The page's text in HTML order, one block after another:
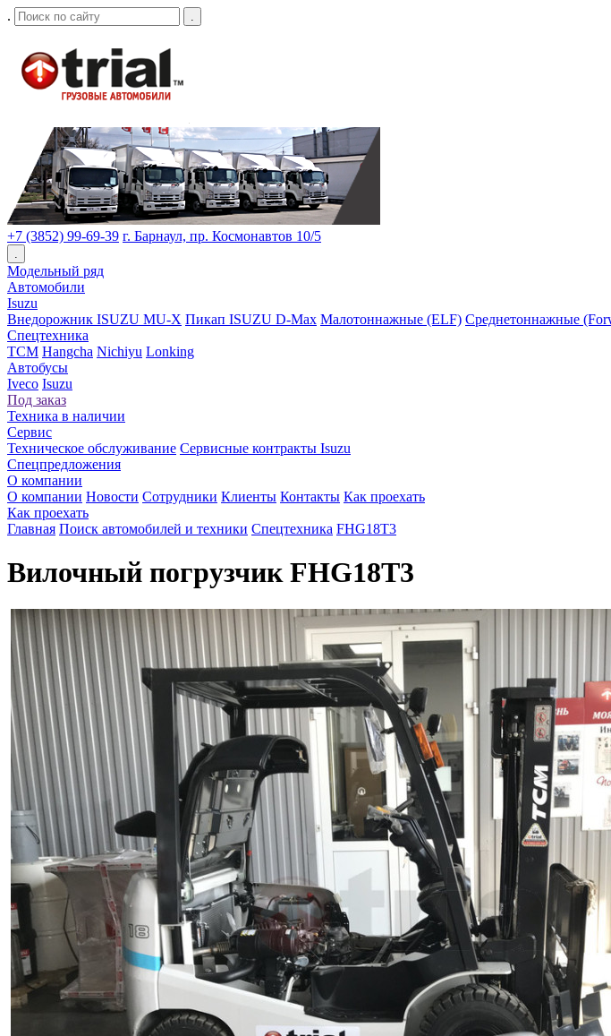
. .
+7 (3852) 99-69-39 г. Барнаул, пр. Космонавтов 10/5
.
Модельный ряд
Автомобили
Isuzu
Внедорожник ISUZU MU-X Пикап ISUZU D-Max Малотоннажные (ELF) Среднетоннажные
Спецтехника
TCM Hangcha Nichiyu Lonking
Автобусы
Iveco Isuzu
Под заказ
Техника в наличии
Сервис
Техническое обслуживание Сервисные контракты Isuzu
Спецпредложения
О компании
О компании Новости Сотрудники Клиенты Контакты Как проехать
Как проехать
Главная Поиск автомобилей и техники Спецтехника FHG18T3
Вилочный погрузчик FHG18T3